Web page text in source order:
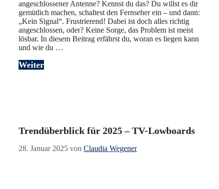
angeschlossener Antenne? Kennst du das? Du willst es dir
gemütlich machen, schaltest den Fernseher ein – und dann:
„Kein Signal“. Frustrierend! Dabei ist doch alles richtig
angeschlossen, oder? Keine Sorge, das Problem ist meist
lösbar. In diesem Beitrag erfährst du, woran es liegen kann
und wie du …
Weiter
Trendüberblick für 2025 – TV-Lowboards
28. Januar 2025 von Claudia Wegener